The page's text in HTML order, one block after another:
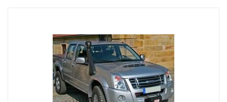
того не известно какие ямы могут быть даже в самом
невинном броде. В большинстве случаев попадание
воды в цилиндры работающего двигателя - фатально.
Вода, как известно, в отличие от воздуха несжимаема,
соответственно гнутся шатуны, "поднимаются"
головки моторов, ломаются коленвалы.